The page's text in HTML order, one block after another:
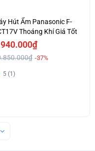
Hút Ẩm Panasonic F-
Thoáng Khí Giá Tốt
-37%
5 (1)